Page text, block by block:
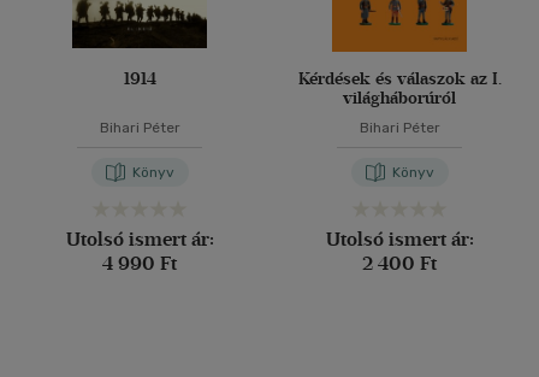
1914
Bihari Péter
Könyv
Utolsó ismert ár:
4 990 Ft
Kérdések és válaszok az I.
világháborúról
Bihari Péter
Könyv
Utolsó ismert ár:
2 400 Ft